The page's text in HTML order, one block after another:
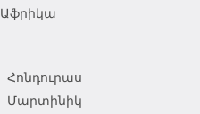
Աֆրիկա
Հոնդուրաս
Մարտինիկ